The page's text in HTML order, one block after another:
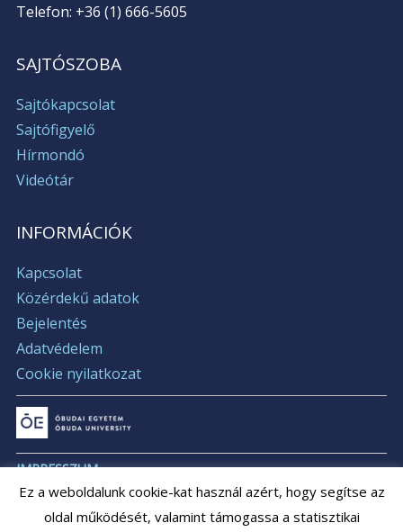
Telefon: +36 (1) 666-5605
SAJTÓSZOBA
Sajtókapcsolat
Sajtófigyelő
Hírmondó
Videótár
INFORMÁCIÓK
Kapcsolat
Közérdekű adatok
Bejelentés
Adatvédelem
Cookie nyilatkozat
IMPRESSZUM
ÁLLÁSAJÁNLATOK
Ez a weboldalunk cookie-kat használ azért, hogy segítse az
oldal működését, valamint támogassa a statisztikai